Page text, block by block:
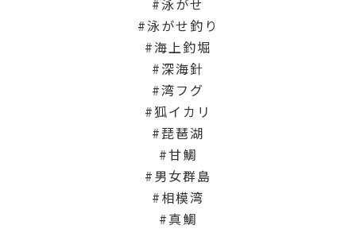
泳がせ釣り
海上釣堀
深海針
湾フグ
狐イカリ
琵琶湖
甘鯛
男女群島
相模湾
真鯛